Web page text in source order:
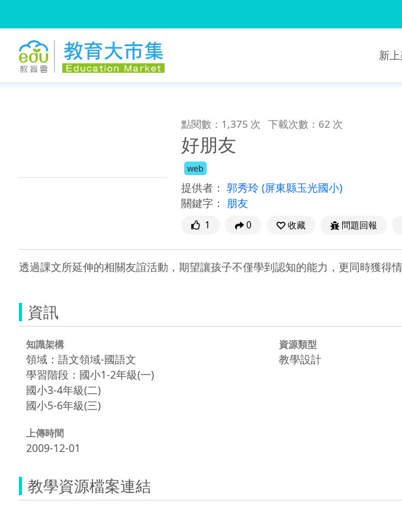
新
點閱數：1,375 次 下載次數：62 次
好朋友
web
提供者： 郭秀玲 (屏東縣玉光國小)
關鍵字：
朋友
1 0 收藏 問題回報
透過課文所延伸的相關友誼活動，期望讓孩子不僅學到認知的能力，更同時獲得
資訊
知識架構
領域：語文領域-國語文
學習階段：國小1-2年級(一)
國小3-4年級(二)
國小5-6年級(三)
資源類型
教學設計
上傳時間
2009-12-01
教學資源檔案連結